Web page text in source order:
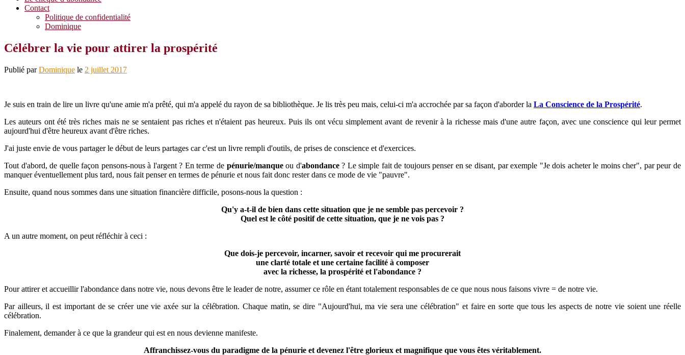
Contact
Politique de confidentialité
Dominique
Célébrer la vie pour attirer la prospérité
Publié parDominique le 2 juillet 2017
Je suis en train de lire un livre qu'une amie m'a prêté, qui m'a appelé du rayon de sa bibliothèque. Je lis très peu mais, celui-ci m'a accrochée par sa façon d'aborder la La Conscience de la Prospérité.
Les auteurs ont été très riches mais ne se sentaient pas riches et n'étaient pas heureux. Puis ils ont vécu simplement avant de revenir à la richesse mais d'une autre façon, avec une conscience qui leur permet
aujourd'hui d'être heureux avant d'être riches.
J'ai juste envie de vous partager le début de leurs partages car c'est un livre rempli d'outils, de prises de conscience et d'exercices.
Tout d'abord, de quelle façon pensons-nous à l'argent ? En terme de pénurie/manqueou d'abondance? Le simple fait de toujours penser en se disant, par exemple "Je dois acheter le moins cher", par peur de
manquer éventuellement plus tard, nous fait penser en termes de pénurie et nous fait donc rester dans ce mode de vie "pauvre".
Ensuite, quand nous sommes dans une situation financière difficile, posons-nous la question :
Qu'y a-t-il de bien dans cette situation que je ne semble pas percevoir ?
Quel est le côté positif de cette situation, que je ne vois pas ?
A un autre moment, on peut réfléchir à ceci :
Que dois-je percevoir, incarner, savoir et recevoir qui me procurerait
une clarté totale et une certaine facilité à composer
avec la richesse, la prospérité et l'abondance ?
Pour attirer et accueillir l'abondance dans notre vie, nous devons être le leader de notre, assumer ce rôle en étant totalement responsables de ce que nous nous faisons vivre = de notre vie.
Par ailleurs, il est important de se créer une vie axée sur la célébration. Chaque matin, se dire "Aujourd'hui, ma vie sera une célébration" et faire en sorte que tous les aspects de notre vie soient une réelle
célébration.
Finalement, demander à ce que la grandeur qui est en nous devienne manifeste.
Affranchissez-vous du paradigme de la pénurie et devenez l'être glorieux et magnifique que vous êtes véritablement.